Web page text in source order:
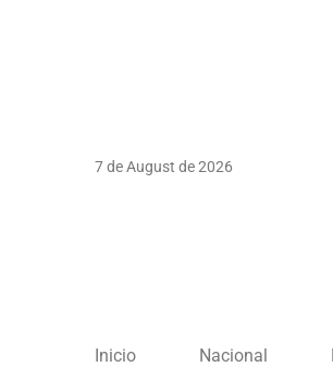
7 de August de 2026
Inicio Nacional